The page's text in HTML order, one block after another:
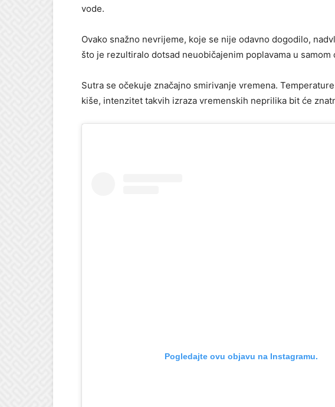
vode.
Ovako snažno nevrijeme, koje se nije odavno dogodilo,
što je rezultiralo dotsad neuobičajenim poplavama u samom
Sutra se očekuje značajno smirivanje vremena.
kiše, intenzitet takvih izraza vremenskih neprilika bit će
Pogledajte ovu objavu na Instagramu.